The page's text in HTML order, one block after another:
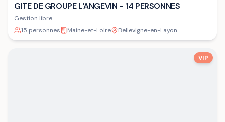
GITE DE GROUPE L'ANGEVIN - 14 PERSONNES
Gestion libre
15 personnes
Maine-et-Loire Bellevigne-en-Layon
VIP